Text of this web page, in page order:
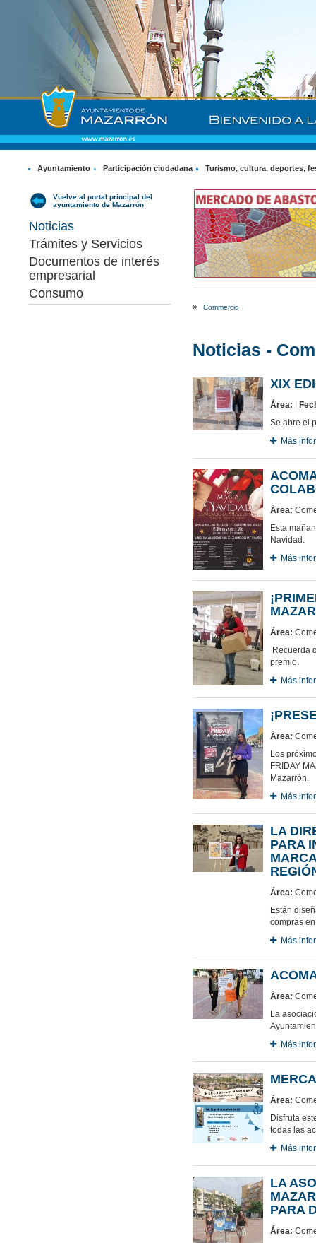
Ayuntamiento Participación ciudadana Turismo, cultura, deportes,
Vuelve al portal principal del
ayuntamiento de Mazarrón
Noticias
Trámites y Servicios
Documentos de interés
empresarial
Consumo
» Commercio
Noticias -
XIX
Área: |
Se abre el
Más
Área:
Esta
Navidad.
Más
Área:
Recuerda
premio.
Más
Área:
Los
FRIDAY
Mazarrón.
Más
LA
PARA
Área:
Están
compras
Más
Área:
La
Más
Área:
Disfruta
todas las
Más
LA
PARA
Área: